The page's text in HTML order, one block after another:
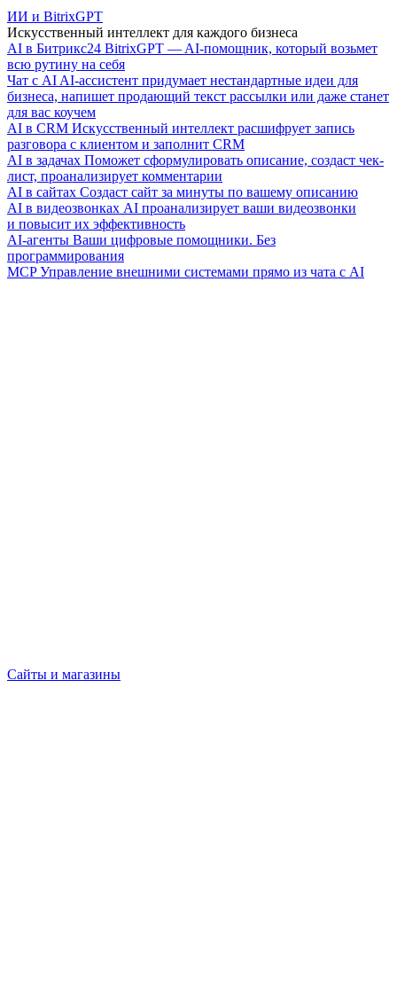
ИИ и BitrixGPT
Искусственный интеллект для каждого бизнеса
AI в Битрикс24 BitrixGPT — AI-помощник, который возьмет
всю рутину на себя
Чат с AI AI-ассистент придумает нестандартные идеи для
бизнеса, напишет продающий текст рассылки или даже станет
для вас коучем
AI в CRM Искусственный интеллект расшифрует запись
разговора с клиентом и заполнит CRM
AI в задачах Поможет сформулировать описание, создаст чек-
лист, проанализирует комментарии
AI в сайтах Создаст сайт за минуты по вашему описанию
AI в видеозвонках AI проанализирует ваши видеозвонки
и повысит их эффективность
AI-агенты Ваши цифровые помощники. Без
программирования
MCP Управление внешними системами прямо из чата с AI
Сайты и магазины